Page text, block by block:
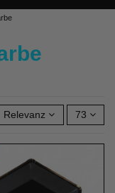
Relevanz 73